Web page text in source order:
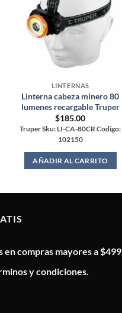
LINTERNAS
Linterna cabeza minero 80
lumenes recargable Truper
$185.00
Truper Sku: LI-CA-80CR Codigo:
102150
AÑADIR AL CARRITO
en compras mayores a $499.
y condiciones.